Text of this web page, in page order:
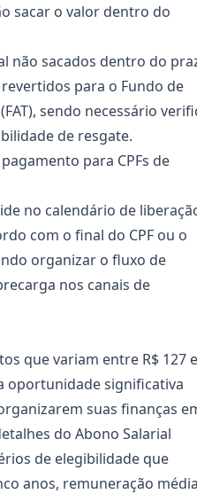
sacar o valor dentro do
não sacados dentro do
para o Fundo de
sendo necessário
de resgate.
para CPFs de
no calendário de
com o final do CPF ou o
organizar o fluxo de
nos canais de
que variam entre R$ 127 e
oportunidade significativa
suas finanças
do Abono Salarial
de elegibilidade que
anos, remuneração